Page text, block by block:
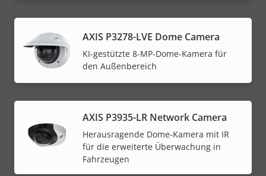
AXIS P3278-LVE Dome Camera
KI-gestützte 8-MP-Dome-Kamera für
den Außenbereich
AXIS P3935-LR Network Camera
Herausragende Dome-Kamera mit IR
für die erweiterte Überwachung in
Fahrzeugen